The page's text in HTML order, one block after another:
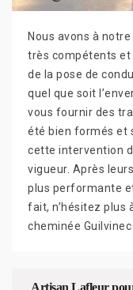
Nous avons à
très compétents et
de la pose de
quel que soit
vous fournir des
été bien formés et
cette intervention
vigueur. Après
plus performante
fait, n’hésitez plus
cheminée
Artisan Lafleur